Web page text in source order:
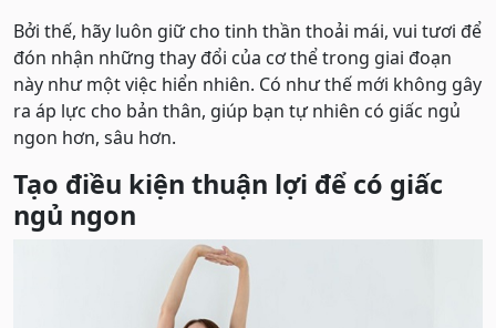
Bởi thế, hãy luôn giữ cho tinh thần thoải mái, vui tươi để
đón nhận những thay đổi của cơ thể trong giai đoạn
này như một việc hiển nhiên. Có như thế mới không gây
ra áp lực cho bản thân, giúp bạn tự nhiên có giấc ngủ
ngon hơn, sâu hơn.
Tạo điều kiện thuận lợi để có giấc
ngủ ngon